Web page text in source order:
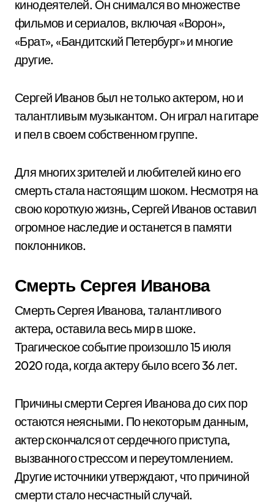
кинодеятелей. Он снимался во множестве
фильмов и сериалов, включая «Ворон»,
«Брат», «Бандитский Петербург» и многие
другие.
Сергей Иванов был не только актером, но и
талантливым музыкантом. Он играл на гитаре
и пел в своем собственном группе.
Для многих зрителей и любителей кино его
смерть стала настоящим шоком. Несмотря на
свою короткую жизнь, Сергей Иванов оставил
огромное наследие и останется в памяти
поклонников.
Смерть Сергея Иванова
Смерть Сергея Иванова, талантливого
актера, оставила весь мир в шоке.
Трагическое событие произошло 15 июля
2020 года, когда актеру было всего 36 лет.
Причины смерти Сергея Иванова до сих пор
остаются неясными. По некоторым данным,
актер скончался от сердечного приступа,
вызванного стрессом и переутомлением.
Другие источники утверждают, что причиной
смерти стало несчастный случай.